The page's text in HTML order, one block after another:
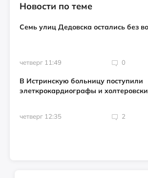
Новости по теме
Семь улиц Дедовска остались без
четверг 11:49 0
В Истринскую больницу поступили
элеткрокардиографы и
четверг 12:35 2